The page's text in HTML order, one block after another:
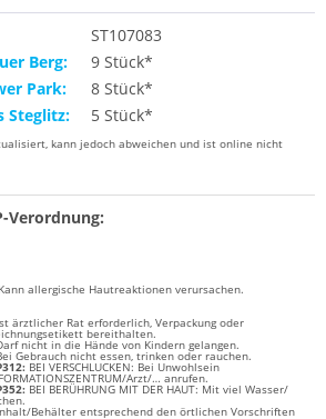
ST107083
Berg:
9 Stück*
Park:
8 Stück*
Steglitz:
5 Stück*
kann jedoch abweichen und ist online nicht
Verordnung:
Kann allergische Hautreaktionen verursachen.
ärztlicher Rat erforderlich, Verpackung oder
bereithalten.
nicht in die Hände von Kindern gelangen.
Gebrauch nicht essen, trinken oder rauchen.
BEI VERSCHLUCKEN: Bei Unwohlsein
Arzt/… anrufen.
BEI BERÜHRUNG MIT DER HAUT: Mit viel Wasser/
Behälter entsprechend den örtlichen Vorschriften